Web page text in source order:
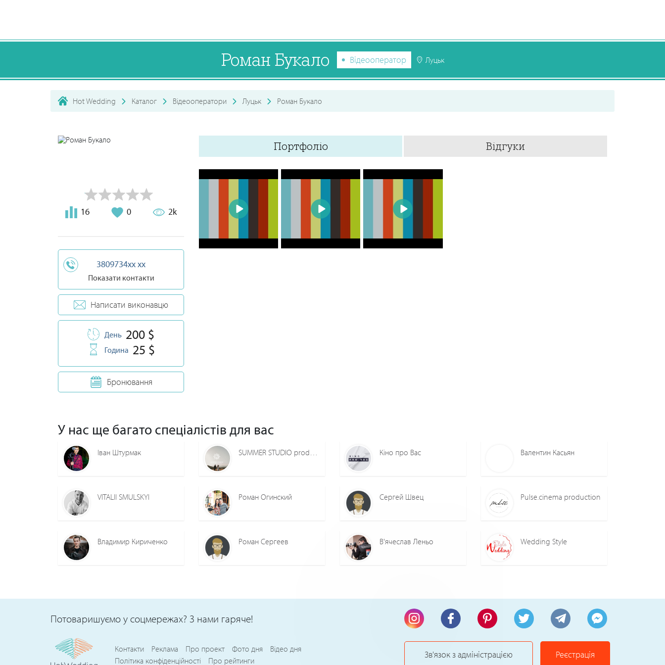
Роман Букало Відеооператор Луцьк
Hot Wedding Каталог Відеооператори Луцьк Роман Букало
16 0 2k
3809734xx xx
Показати контакти
Написати виконавцю
День 200 $
Година 25 $
Бронювання
Портфоліо Відгуки
У нас ще багато спеціалістів для вас
Іван Штурмак SUMMER STUDIO production Кіно про Вас Валентин Касьян
VITALII SMULSKYI Роман Огинский Сергей Швец Pulse.cinema production
Владимир Кириченко Роман Сергеев В'ячеслав Леньо Wedding Style
Потоваришуємо у соцмережах? З нами гаряче!
Контакти Реклама Про проект Фото дня
Відео дня
Політика конфіденційності
Про рейтинги
Зв'язок з адміністрацією Реєстрація